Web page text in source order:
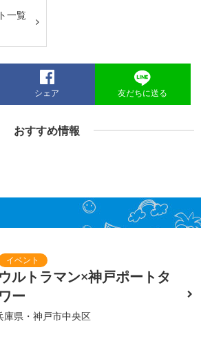
一覧
シェア 友だちに送る
おすすめ情報
ウルトラマン×神戸ポートタ
ワー
庫県・神戸市中央区